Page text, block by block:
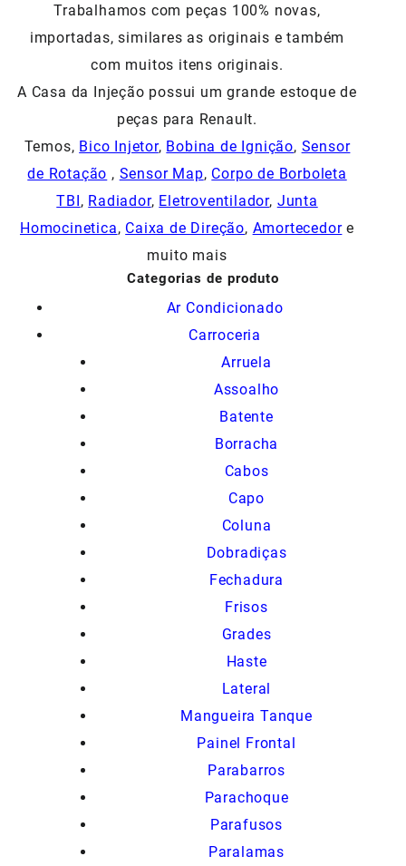
Trabalhamos com peças 100% novas,
importadas, similares as originais e também
com muitos itens originais.
A Casa da Injeção possui um grande estoque de
peças para Renault.
Temos, Bico Injetor, Bobina de Ignição, Sensor
de Rotação , Sensor Map, Corpo de Borboleta
TBI, Radiador, Eletroventilador, Junta
Homocinetica, Caixa de Direção, Amortecedore
muito mais
Categorias de produto
Ar Condicionado
Carroceria
Arruela
Assoalho
Batente
Borracha
Cabos
Capo
Coluna
Dobradiças
Fechadura
Frisos
Grades
Haste
Lateral
Mangueira Tanque
Painel Frontal
Parabarros
Parachoque
Parafusos
Paralamas